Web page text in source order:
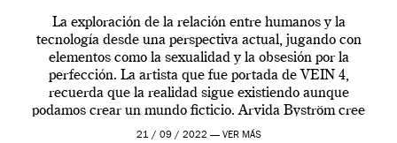
La exploración de la relación entre humanos y la
tecnología desde una perspectiva actual, jugando con
elementos como la sexualidad y la obsesión por la
perfección. La artista que fue portada de VEIN 4,
recuerda que la realidad sigue existiendo aunque
podamos crear un mundo ficticio. Arvida Byström cree
que los humanos tienen un complejo […]
21 / 09 / 2022 — VER MÁS